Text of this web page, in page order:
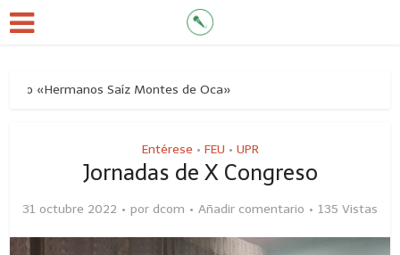
Saíz Montes de Oca»
Entérese • FEU • UPR
Jornadas de X Congreso
31 octubre 2022 por dcom Añadir comentario 135 Vistas